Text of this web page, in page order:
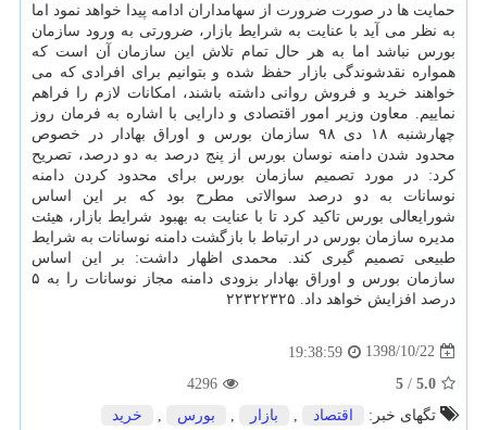
حمایت ها در صورت ضرورت از سهامداران ادامه پیدا خواهد نمود اما
به نظر می آید با عنایت به شرایط بازار، ضرورتی به ورود سازمان
بورس نباشد اما به هر حال تمام تلاش این سازمان آن است كه
همواره نقدشوندگی بازار حفظ شده و بتوانیم برای افرادی كه می
خواهند خرید و فروش روانی داشته باشند، امكانات لازم را فراهم
نماییم. معاون وزیر امور اقتصادی و دارایی با اشاره به فرمان روز
چهارشنبه ۱۸ دی ۹۸ سازمان بورس و اوراق بهادار در خصوص
محدود شدن دامنه نوسان بورس از پنج درصد به دو درصد، تصریح
كرد: در مورد تصمیم سازمان بورس برای محدود كردن دامنه
نوسانات به دو درصد سوالاتی مطرح بود كه بر این اساس
شورایعالی بورس تاكید كرد تا با عنایت به بهبود شرایط بازار، هیئت
مدیره سازمان بورس در ارتباط با بازگشت دامنه نوسانات به شرایط
طبیعی تصمیم گیری كند. محمدی اظهار داشت: بر این اساس
سازمان بورس و اوراق بهادار بزودی دامنه مجاز نوسانات را به ۵
درصد افزایش خواهد داد. ۲۲۳۲۲۳۲۵
1398/10/22
19:38:59
5.0
/
5
4296
تگهای خبر:
اقتصاد , بازار , بورس , خرید